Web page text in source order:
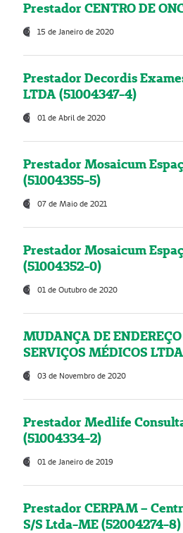
Prestador CENTRO DE
15 de Janeiro de 2020
Prestador Decordis
LTDA (51004347-4)
01 de Abril de 2020
Prestador Mosaicum
(51004355-5)
07 de Maio de 2021
Prestador Mosaicum
(51004352-0)
01 de Outubro de 2020
MUDANÇA DE
SERVIÇOS MÉDICOS
03 de Novembro de 2020
Prestador Medlife
(51004334-2)
01 de Janeiro de 2019
Prestador CERPAM –
S/S Ltda-ME (52004274-8)